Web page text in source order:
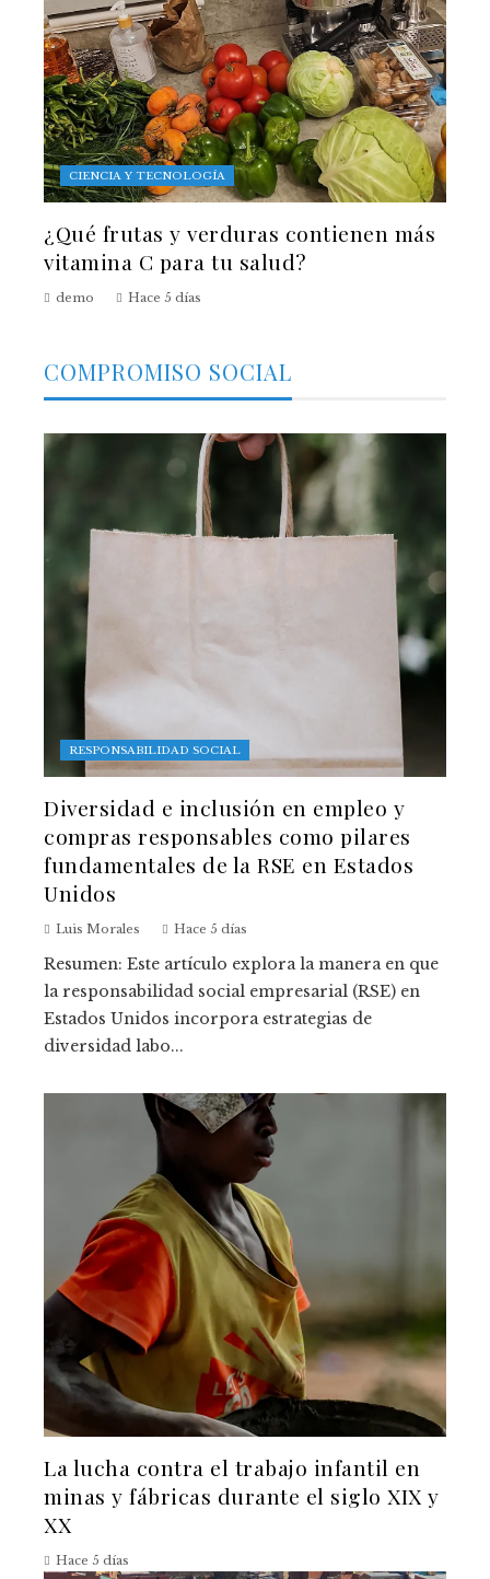
CIENCIA Y TECNOLOGÍA
¿Qué frutas y verduras contienen más
vitamina C para tu salud?
demo Hace 5 días
COMPROMISO SOCIAL
RESPONSABILIDAD SOCIAL
Diversidad e inclusión en empleo y
compras responsables como pilares
fundamentales de la RSE en Estados
Unidos
Luis Morales Hace 5 días
Resumen: Este artículo explora la manera en que
la responsabilidad social empresarial (RSE) en
Estados Unidos incorpora estrategias de
diversidad labo...
La lucha contra el trabajo infantil en
minas y fábricas durante el siglo XIX y
XX
Hace 5 días